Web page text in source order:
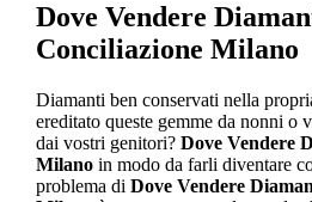
Dove Vendere
Conciliazione Milano
Diamanti ben conservati nella
ereditato queste gemme da nonni o
dai vostri genitori? Dove Vendere
Milanoin modo da farli diventare
problema di Dove Vendere